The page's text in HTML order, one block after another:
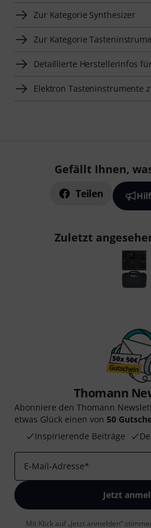
Zur Kategorie Synthesizer
Zur Kategorie
Detaillierte Herstellerinfos
Elektron Tasteninstrumente
Gefällt Ihnen,
Teilen
Zuletzt
Thomann
Abonniere den Thomann
etwas Glück einen von 50
Inspirierende Beiträge
E-Mail-Adresse*
Jetzt
Mit Klick auf „Jetzt anmelden“